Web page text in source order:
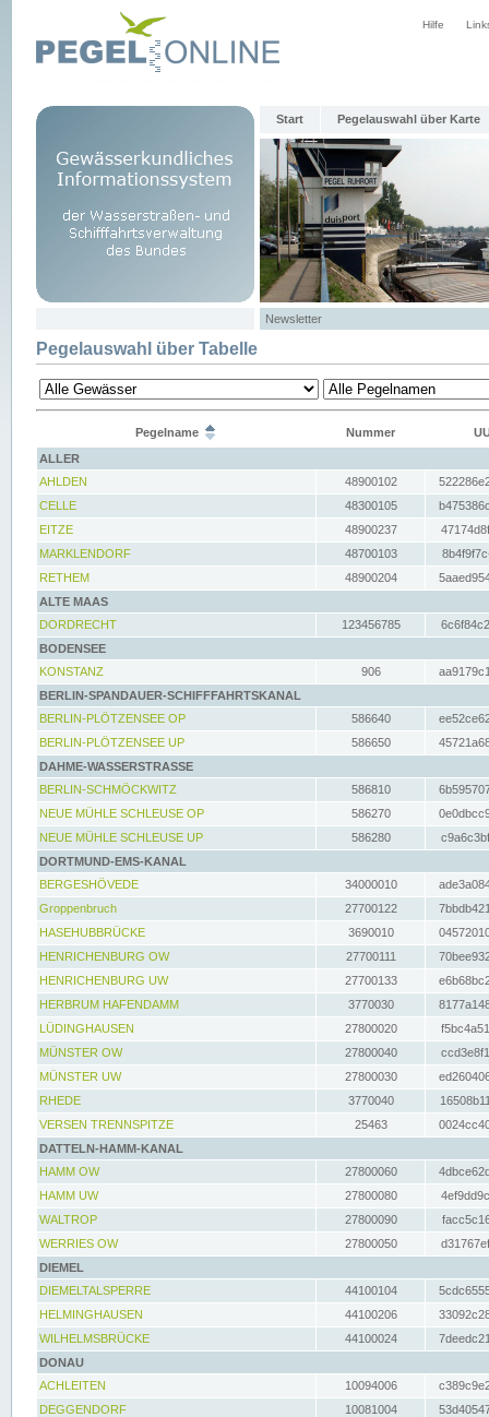
Hilfe
Start Pegelauswahl über Karte
Newsletter
Pegelauswahl über Tabelle
Pegelname Nummer
ALLER
AHLDEN
48900102
CELLE
48300105
EITZE
48900237
MARKLENDORF
48700103
RETHEM
48900204
ALTE MAAS
DORDRECHT
123456785
BODENSEE
KONSTANZ
906
BERLIN-SPANDAUER-SCHIFFFAHRTSKANAL
BERLIN-PLÖTZENSEE OP
586640
BERLIN-PLÖTZENSEE UP
586650
DAHME-WASSERSTRASSE
BERLIN-SCHMÖCKWITZ
586810
NEUE MÜHLE SCHLEUSE OP
586270
NEUE MÜHLE SCHLEUSE UP
586280
DORTMUND-EMS-KANAL
BERGESHÖVEDE
34000010
Groppenbruch
27700122
HASEHUBBRÜCKE
3690010
HENRICHENBURG OW
27700111
HENRICHENBURG UW
27700133
HERBRUM HAFENDAMM
3770030
LÜDINGHAUSEN
27800020
MÜNSTER OW
27800040
MÜNSTER UW
27800030
RHEDE
3770040
VERSEN TRENNSPITZE
25463
DATTELN-HAMM-KANAL
HAMM OW
27800060
HAMM UW
27800080
WALTROP
27800090
WERRIES OW
27800050
DIEMEL
DIEMELTALSPERRE
44100104
HELMINGHAUSEN
44100206
WILHELMSBRÜCKE
44100024
DONAU
ACHLEITEN
10094006
DEGGENDORF
10081004